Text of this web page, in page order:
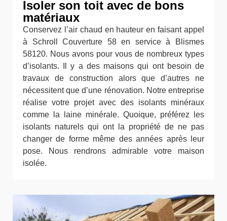
Isoler son toit avec de bons
matériaux
Conservez l’air chaud en hauteur en faisant appel
à Schroll Couverture 58 en service à Blismes
58120. Nous avons pour vous de nombreux types
d’isolants. Il y a des maisons qui ont besoin de
travaux de construction alors que d’autres ne
nécessitent que d’une rénovation. Notre entreprise
réalise votre projet avec des isolants minéraux
comme la laine minérale. Quoique, préférez les
isolants naturels qui ont la propriété de ne pas
changer de forme même des années après leur
pose. Nous rendrons admirable votre maison
isolée.